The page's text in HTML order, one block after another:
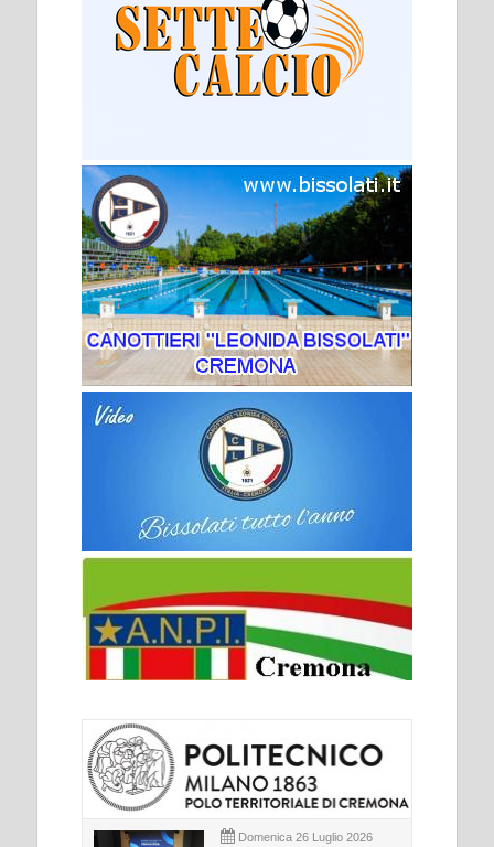
Domenica 26 Luglio 2026